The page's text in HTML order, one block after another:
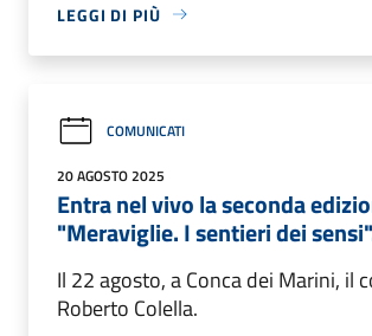
LEGGI DI PIÙ
COMUNICATI
20 AGOSTO 2025
Entra nel vivo la seconda
"Meraviglie. I sentieri dei
Il 22 agosto, a Conca dei Marini, il
Roberto Colella.